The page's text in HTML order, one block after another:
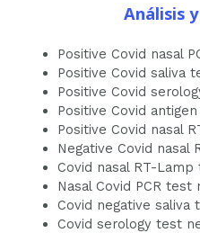
Análisis
Positive Covid nasal
Positive Covid saliva
Positive Covid
Positive Covid
Positive Covid nasal
Negative Covid nasal
Covid nasal RT-
Nasal Covid PCR test
Covid negative saliva
Covid serology test